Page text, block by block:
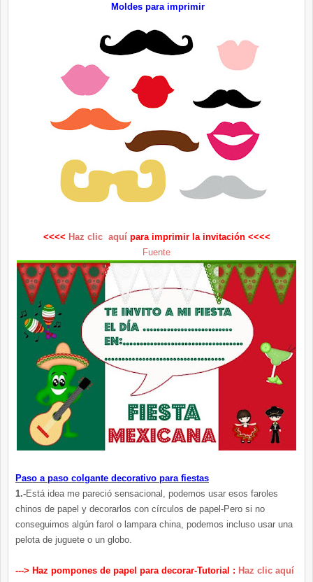
Moldes para imprimir
<<<< Haz clic aquí para imprimir la invitación <<<<
Fuente
Paso a paso colgante decorativo para fiestas
1.-Está idea me pareció sensacional, podemos usar esos faroles
chinos de papel y decorarlos con círculos de papel-Pero si no
conseguimos algún farol o lampara china, podemos incluso usar una
pelota de juguete o un globo.
---> Haz pompones de papel para decorar-Tutorial : Haz clic aquí